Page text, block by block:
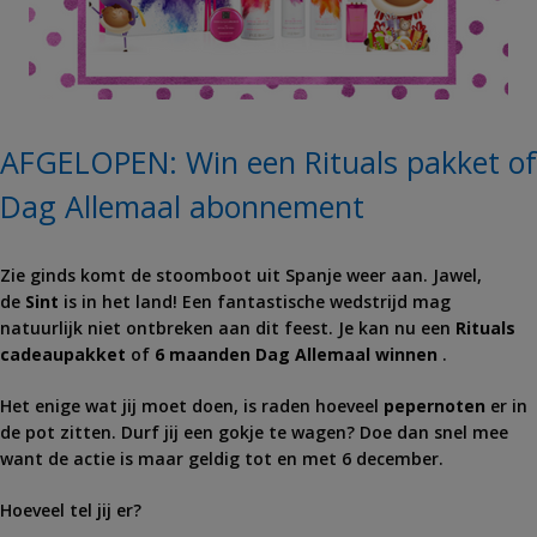
AFGELOPEN: Win een Rituals pakket of
Dag Allemaal abonnement
Zie ginds komt de stoomboot uit Spanje weer aan. Jawel,
de Sint is in het land! Een fantastische wedstrijd mag
natuurlijk niet ontbreken aan dit feest. Je kan nu een Rituals
cadeaupakket of 6 maanden Dag Allemaal winnen .
Het enige wat jij moet doen, is raden hoeveel pepernoten er in
de pot zitten. Durf jij een gokje te wagen? Doe dan snel mee
want de actie is maar geldig tot en met 6 december.
Hoeveel tel jij er?